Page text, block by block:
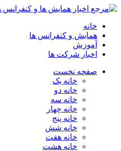
خانه
همایش و کنفرانس ها
آموزش
اخبار شرکت ها
صفحه نخست
خانه یک
خانه دو
خانه سه
خانه چهار
خانه پنج
خانه شش
خانه هفت
خانه هشت